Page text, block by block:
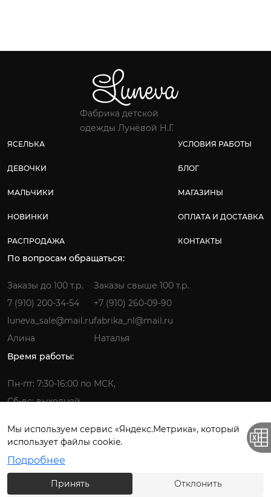
Фабрика детской
одежды Лунёвой Н.Г.
ЯСЕЛЬКА
ДЕВОЧКИ
МАЛЬЧИКИ
НОВИНКИ
РАСПРОДАЖА
УСЛОВИЯ РАБОТЫ
БЛОГ
МАГАЗИНЫ
ОПЛАТА И ДОСТАВКА
КОНТАКТЫ
По вопросам обращаться:
Заказы до 100 т.р.
7 (910) 200-34-54
luneva_sale@mail.ru
Алина
Заказы свыше 100 т.р.
+7 (910) 260-09-90
fabrika_nl@mail.ru
Наталья
Время работы:
Пн-пт: 7:30-16:00 по МСК,
Сб-вс: выходной
Фабрика детской одежды © 2026.
Мы используем сервис «Яндекс.Метрика», который
использует файлы cookie.
Подробнее
Принять Отклонить